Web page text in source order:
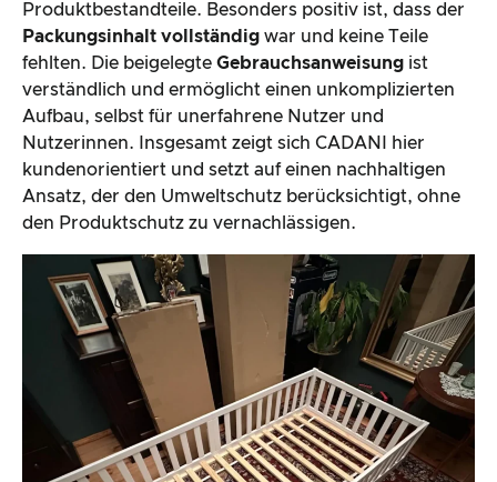
Produktbestandteile. Besonders positiv ist, dass der
Packungsinhalt vollständig war und keine Teile
fehlten. Die beigelegte Gebrauchsanweisung ist
verständlich und ermöglicht einen unkomplizierten
Aufbau, selbst für unerfahrene Nutzer und
Nutzerinnen. Insgesamt zeigt sich CADANI hier
kundenorientiert und setzt auf einen nachhaltigen
Ansatz, der den Umweltschutz berücksichtigt, ohne
den Produktschutz zu vernachlässigen.